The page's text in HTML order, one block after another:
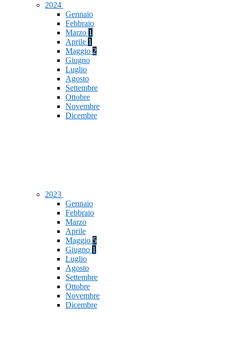
2024
Gennaio
Febbraio
Marzo 1
Aprile 1
Maggio 2
Giugno
Luglio
Agosto
Settembre
Ottobre
Novembre
Dicembre
2023
Gennaio
Febbraio
Marzo
Aprile
Maggio 5
Giugno 1
Luglio
Agosto
Settembre
Ottobre
Novembre
Dicembre